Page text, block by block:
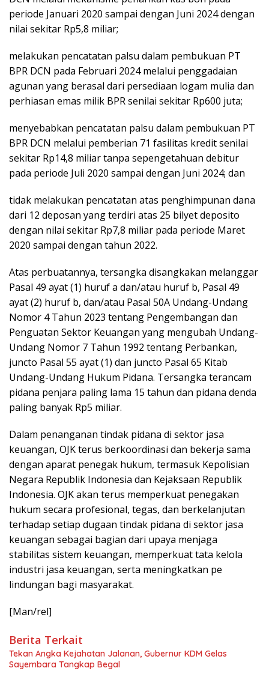
periode Januari 2020 sampai dengan Juni 2024 dengan
nilai sekitar Rp5,8 miliar;
melakukan pencatatan palsu dalam pembukuan PT
BPR DCN pada Februari 2024 melalui penggadaian
agunan yang berasal dari persediaan logam mulia dan
perhiasan emas milik BPR senilai sekitar Rp600 juta;
menyebabkan pencatatan palsu dalam pembukuan PT
BPR DCN melalui pemberian 71 fasilitas kredit senilai
sekitar Rp14,8 miliar tanpa sepengetahuan debitur
pada periode Juli 2020 sampai dengan Juni 2024; dan
tidak melakukan pencatatan atas penghimpunan dana
dari 12 deposan yang terdiri atas 25 bilyet deposito
dengan nilai sekitar Rp7,8 miliar pada periode Maret
2020 sampai dengan tahun 2022.
Atas perbuatannya, tersangka disangkakan melanggar
Pasal 49 ayat (1) huruf a dan/atau huruf b, Pasal 49
ayat (2) huruf b, dan/atau Pasal 50A Undang-Undang
Nomor 4 Tahun 2023 tentang Pengembangan dan
Penguatan Sektor Keuangan yang mengubah Undang-
Undang Nomor 7 Tahun 1992 tentang Perbankan,
juncto Pasal 55 ayat (1) dan juncto Pasal 65 Kitab
Undang-Undang Hukum Pidana. Tersangka terancam
pidana penjara paling lama 15 tahun dan pidana denda
paling banyak Rp5 miliar.
Dalam penanganan tindak pidana di sektor jasa
keuangan, OJK terus berkoordinasi dan bekerja sama
dengan aparat penegak hukum, termasuk Kepolisian
Negara Republik Indonesia dan Kejaksaan Republik
Indonesia. OJK akan terus memperkuat penegakan
hukum secara profesional, tegas, dan berkelanjutan
terhadap setiap dugaan tindak pidana di sektor jasa
keuangan sebagai bagian dari upaya menjaga
stabilitas sistem keuangan, memperkuat tata kelola
industri jasa keuangan, serta meningkatkan pe​
lindungan bagi masyarakat.
[Man/rel]
Berita Terkait
Tekan Angka Kejahatan Jalanan, Gubernur KDM Gelas
Sayembara Tangkap Begal